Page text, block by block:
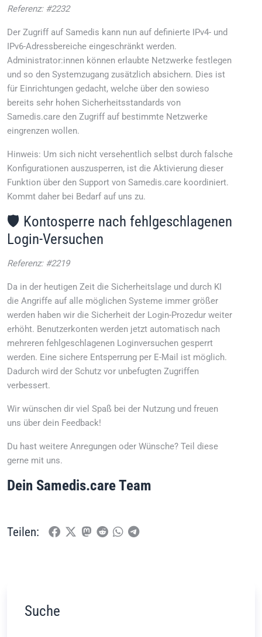
Referenz: #2232
Der Zugriff auf Samedis kann nun auf definierte IPv4- und
IPv6-Adressbereiche eingeschränkt werden.
Administrator:innen können erlaubte Netzwerke festlegen
und so den Systemzugang zusätzlich absichern. Dies ist
für Einrichtungen gedacht, welche über den sowieso
bereits sehr hohen Sicherheitsstandards von
Samedis.care den Zugriff auf bestimmte Netzwerke
eingrenzen wollen.
Hinweis: Um sich nicht versehentlich selbst durch falsche
Konfigurationen auszusperren, ist die Aktivierung dieser
Funktion über den Support von Samedis.care koordiniert.
Kommt daher bei Bedarf auf uns zu.
🛡️ Kontosperre nach fehlgeschlagenen
Login-Versuchen
Referenz: #2219
Da in der heutigen Zeit die Sicherheitslage und durch KI
die Angriffe auf alle möglichen Systeme immer größer
werden haben wir die Sicherheit der Login-Prozedur weiter
erhöht. Benutzerkonten werden jetzt automatisch nach
mehreren fehlgeschlagenen Loginversuchen gesperrt
werden. Eine sichere Entsperrung per E-Mail ist möglich.
Dadurch wird der Schutz vor unbefugten Zugriffen
verbessert.
Wir wünschen dir viel Spaß bei der Nutzung und freuen
uns über dein Feedback!
Du hast weitere Anregungen oder Wünsche? Teil diese
gerne mit uns.
Dein Samedis.care Team
Teilen:
Suche